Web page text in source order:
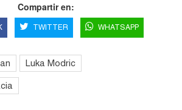
Compartir en:
TWITTER WHATSAPP
Luka Modric